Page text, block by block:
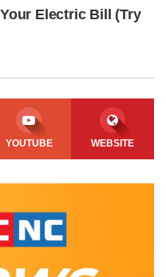
YOUTUBE WEBSITE